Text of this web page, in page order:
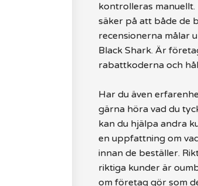
kontrolleras manuellt.
säker på att både de
recensionerna målar
Black Shark. Är
rabattkoderna och
Har du även
gärna höra vad du
kan du hjälpa andra
en uppfattning om
innan de beställer.
riktiga kunder är
om företag gör som